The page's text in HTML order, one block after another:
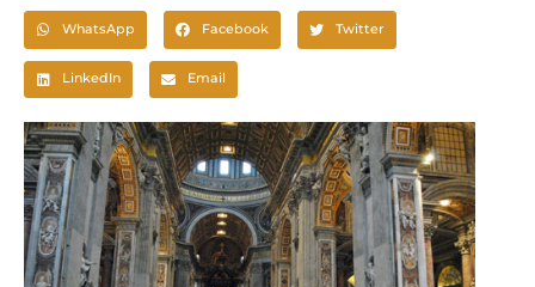
WhatsApp Facebook Twitter
LinkedIn Email